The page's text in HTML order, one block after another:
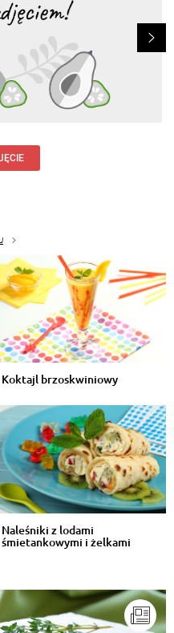
Koktajl brzoskwiniowy
Naleśniki z lodami
śmietankowymi i żelkami